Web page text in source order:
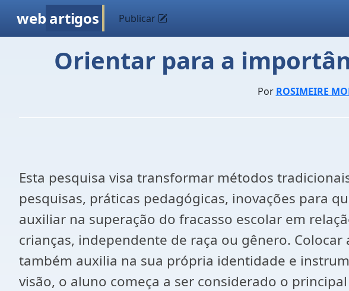
web artigos Publicar
Orientar para a
Por ROSIMEIRE
Esta pesquisa visa transformar métodos
pesquisas, práticas pedagógicas, inovações para
auxiliar na superação do fracasso escolar em
crianças, independente de raça ou gênero.
também auxilia na sua própria identidade e
visão, o aluno começa a ser considerado o